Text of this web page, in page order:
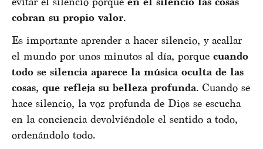
cobran su propio valor.
Es importante aprender a hacer silencio, y acallar
el mundo por unos minutos al día, porque cuando
todo se silencia aparece la música oculta de las
cosas, que refleja su belleza profunda. Cuando se
hace silencio, la voz profunda de Dios se escucha
en la conciencia devolviéndole el sentido a todo,
ordenándolo todo.